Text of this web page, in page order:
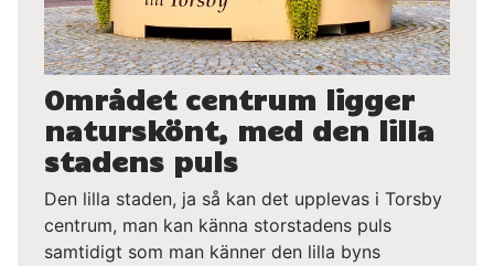
Området centrum ligger
naturskönt, med den lilla
stadens puls
Den lilla staden, ja så kan det upplevas i Torsby
centrum, man kan känna storstadens puls
samtidigt som man känner den lilla byns